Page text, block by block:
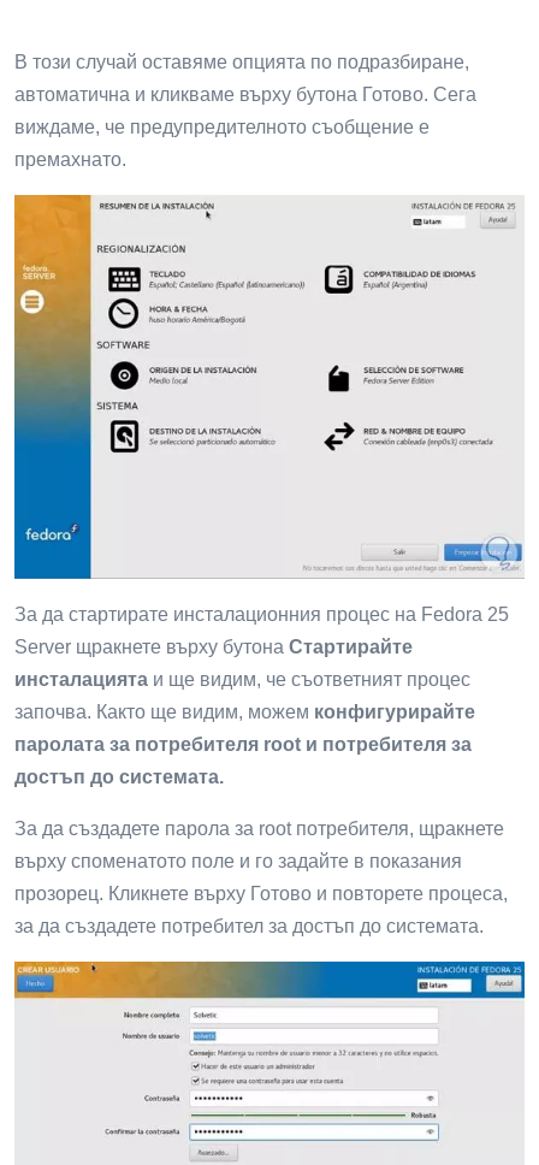
В този случай оставяме опцията по подразбиране,
автоматична и кликваме върху бутона Готово. Сега
виждаме, че предупредителното съобщение е
премахнато.
За да стартирате инсталационния процес на Fedora 25
Server щракнете върху бутона Стартирайте
инсталацията и ще видим, че съответният процес
започва. Както ще видим, можем конфигурирайте
паролата за потребителя root и потребителя за
достъп до системата.
За да създадете парола за root потребителя, щракнете
върху споменатото поле и го задайте в показания
прозорец. Кликнете върху Готово и повторете процеса,
за да създадете потребител за достъп до системата.